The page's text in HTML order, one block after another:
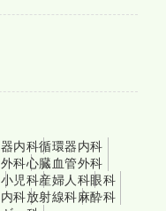
内科循環器内科
科心臓血管外科
小児科産婦人科眼科
科放射線科麻酔科